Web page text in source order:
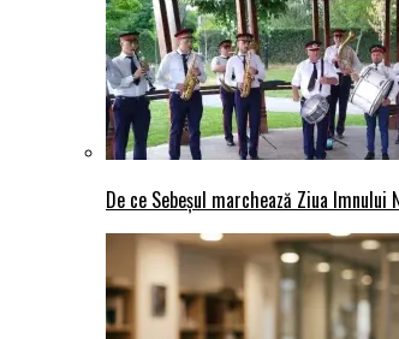
De ce Sebeșul marchează Ziua